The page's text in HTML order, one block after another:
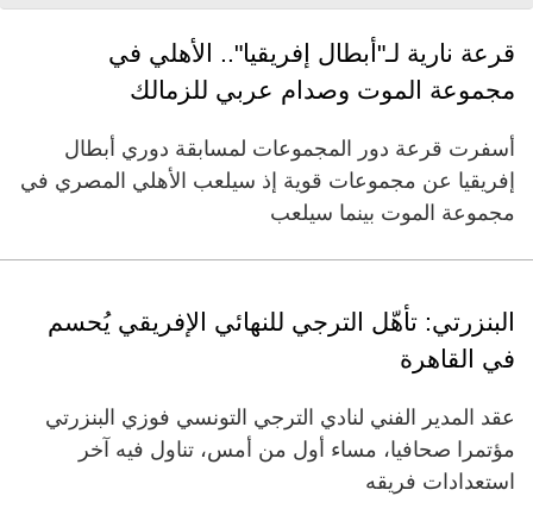
قرعة نارية لـ"أبطال إفريقيا".. الأهلي في
مجموعة الموت وصدام عربي للزمالك
أسفرت قرعة دور المجموعات لمسابقة دوري أبطال
إفريقيا عن مجموعات قوية إذ سيلعب الأهلي المصري في
مجموعة الموت بينما سيلعب
البنزرتي: تأهّل الترجي للنهائي الإفريقي يُحسم
في القاهرة
عقد المدير الفني لنادي الترجي التونسي فوزي البنزرتي
مؤتمرا صحافيا، مساء أول من أمس، تناول فيه آخر
استعدادات فريقه